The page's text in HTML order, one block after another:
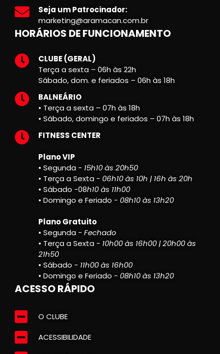
Seja um Patrocinador:
marketing@aramacan.com.br
HORÁRIOS DE FUNCIONAMENTO
CLUBE (GERAL)
Terça a sexta – 06h às 22h
Sábado, dom. e feriados – 06h às 18h
BALNEÁRIO
• Terça a sexta – 07h às 18h
• Sábado, domingo e feriados – 07h às 18h
FITNESS CENTER
Plano VIP
• Segunda - 15h10 às 20h50
• Terça a Sexta - 06h10 às 10h | 16h às 20h
• Sábado -08h10 às 11h00
• Domingo e Feriado - 08h10 às 13h20
Plano Gratuito
• Segunda - Fechado
• Terça a Sexta - 10h00 às 16h00 | 20h00 às
21h50
• Sábado - 11h00 às 16h00
• Domingo e Feriado - 08h10 às 13h20
ACESSO RÁPIDO
O CLUBE
ACESSIBILIDADE